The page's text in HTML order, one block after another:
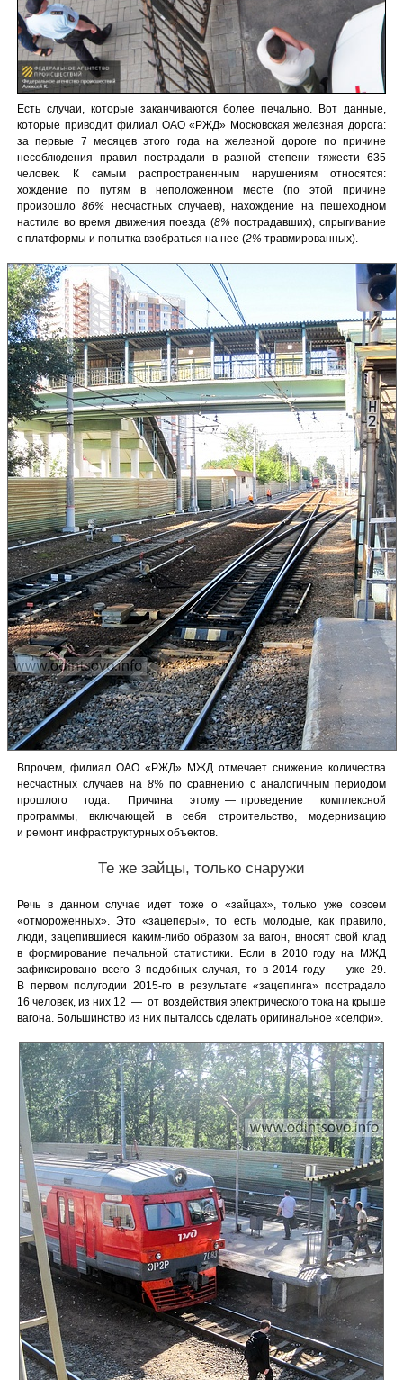
Есть случаи, которые заканчиваются более печально. Вот данные,
которые приводит филиал ОАО «РЖД» Московская железная дорога:
за первые 7 месяцев этого года на железной дороге по причине
несоблюдения правил пострадали в разной степени тяжести 635
человек. К самым распространенным нарушениям относятся:
хождение по путям в неположенном месте (по этой причине
произошло86% несчастных случаев), нахождение на пешеходном
настиле во время движения поезда (8%пострадавших), спрыгивание
с платформы и попытка взобраться на нее (2% травмированных).
Впрочем, филиал ОАО «РЖД» МЖД отмечает снижение количества
несчастных случаев на 8% по сравнению с аналогичным периодом
прошлого года. Причина этому — проведение комплексной
программы, включающей в себя строительство, модернизацию
и ремонт инфраструктурных объектов.
Те же зайцы, только снаружи
Речь в данном случае идет тоже о «зайцах», только уже совсем
«отмороженных». Это «зацеперы», то есть молодые, как правило,
люди, зацепившиеся каким-либо образом за вагон, вносят свой клад
в формирование печальной статистики. Если в 2010 году на МЖД
зафиксировано всего 3 подобных случая, то в 2014 году — уже 29.
В первом полугодии 2015-го в результате «зацепинга» пострадало
16 человек, из них 12 — от воздействия электрического тока на крыше
вагона. Большинство из них пыталось сделать оригинальное «селфи».